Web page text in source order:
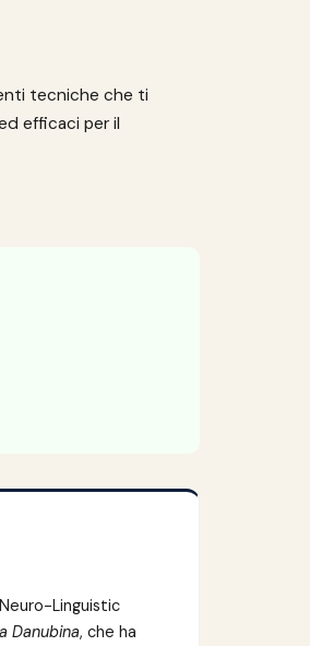
tecniche che ti
efficaci per il
Linguistic
Danubina, che ha